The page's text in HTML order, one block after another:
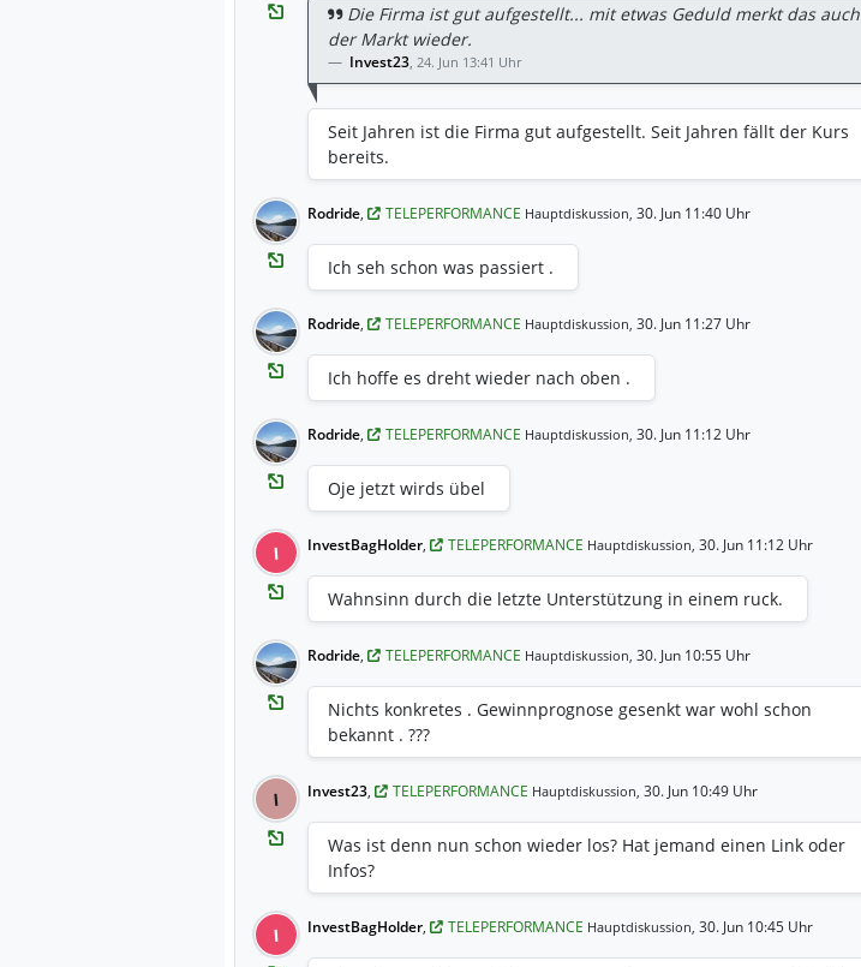
Die Firma ist gut aufgestellt... mit etwas Geduld merkt das auch
der Markt wieder.
Invest23, 24. Jun 13:41 Uhr
Seit Jahren ist die Firma gut aufgestellt. Seit Jahren fällt der Kurs
bereits.
Rodride, TELEPERFORMANCE Hauptdiskussion, 30. Jun 11:40 Uhr
Ich seh schon was passiert .
Rodride, TELEPERFORMANCE Hauptdiskussion, 30. Jun 11:27 Uhr
Ich hoffe es dreht wieder nach oben .
Rodride, TELEPERFORMANCE Hauptdiskussion, 30. Jun 11:12 Uhr
Oje jetzt wirds übel
I InvestBagHolder, TELEPERFORMANCE Hauptdiskussion, 30. Jun 11:12 Uhr
Wahnsinn durch die letzte Unterstützung in einem ruck.
Rodride, TELEPERFORMANCE Hauptdiskussion, 30. Jun 10:55 Uhr
Nichts konkretes . Gewinnprognose gesenkt war wohl schon
bekannt . ???
I Invest23, TELEPERFORMANCE Hauptdiskussion, 30. Jun 10:49 Uhr
Was ist denn nun schon wieder los? Hat jemand einen Link oder
Infos?
I InvestBagHolder, TELEPERFORMANCE Hauptdiskussion, 30. Jun 10:45 Uhr